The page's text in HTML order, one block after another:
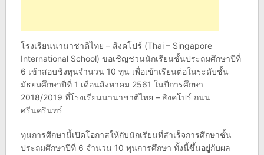
โรงเรียนนานาชาติไทย – สิงคโปร์ (Thai – Singapore
International School) ขอเชิญชวนนักเรียนชั้นประถมศึกษาปีที่
6 เข้าสอบชิงทุนจำนวน 10 ทุน เพื่อเข้าเรียนต่อในระดับชั้น
มัธยมศึกษาปีที่ 1 เดือนสิงหาคม 2561 ในปีการศึกษา
2018/2019 ที่โรงเรียนนานาชาติไทย – สิงคโปร์ ถนน
ศรีนครินทร์
ทุนการศึกษานี้เปิดโอกาสให้กับนักเรียนที่สำเร็จการศึกษาชั้น
ประถมศึกษาปีที่ 6 จำนวน 10 ทุนการศึกษา ทั้งนี้ขึ้นอยู่กับผล